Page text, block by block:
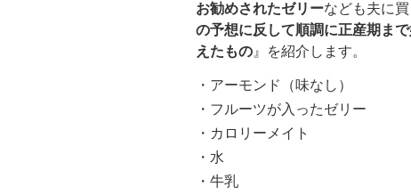
お勧めされたゼリーなども夫に
の予想に反して順調に正産期ま
えたもの 』を紹介します。
・アーモンド（味なし）
・フルーツが入ったゼリー
・カロリーメイト
・水
・牛乳